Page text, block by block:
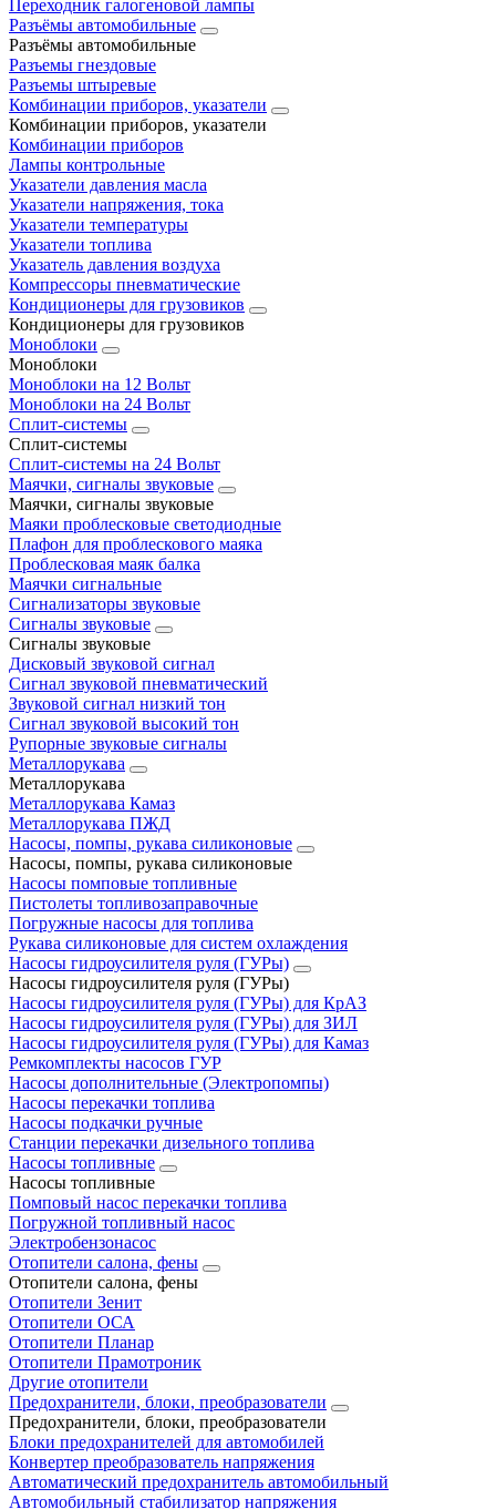
Переходник галогеновой лампы
Разъёмы автомобильные
Разъёмы автомобильные
Разъемы гнездовые
Разъемы штыревые
Комбинации приборов, указатели
Комбинации приборов, указатели
Комбинации приборов
Лампы контрольные
Указатели давления масла
Указатели напряжения, тока
Указатели температуры
Указатели топлива
Указатель давления воздуха
Компрессоры пневматические
Кондиционеры для грузовиков
Кондиционеры для грузовиков
Моноблоки
Моноблоки
Моноблоки на 12 Вольт
Моноблоки на 24 Вольт
Сплит-системы
Сплит-системы
Сплит‑системы на 24 Вольт
Маячки, сигналы звуковые
Маячки, сигналы звуковые
Маяки проблесковые светодиодные
Плафон для проблескового маяка
Проблесковая маяк балка
Маячки сигнальные
Сигнализаторы звуковые
Сигналы звуковые
Сигналы звуковые
Дисковый звуковой сигнал
Сигнал звуковой пневматический
Звуковой сигнал низкий тон
Сигнал звуковой высокий тон
Рупорные звуковые сигналы
Металлорукава
Металлорукава
Металлорукава Камаз
Металлорукава ПЖД
Насосы, помпы, рукава силиконовые
Насосы, помпы, рукава силиконовые
Насосы помповые топливные
Пистолеты топливозаправочные
Погружные насосы для топлива
Рукава силиконовые для систем охлаждения
Насосы гидроусилителя руля (ГУРы)
Насосы гидроусилителя руля (ГУРы)
Насосы гидроусилителя руля (ГУРы) для КрАЗ
Насосы гидроусилителя руля (ГУРы) для ЗИЛ
Насосы гидроусилителя руля (ГУРы) для Камаз
Ремкомплекты насосов ГУР
Насосы дополнительные (Электропомпы)
Насосы перекачки топлива
Насосы подкачки ручные
Станции перекачки дизельного топлива
Насосы топливные
Насосы топливные
Помповый насос перекачки топлива
Погружной топливный насос
Электробензонасос
Отопители салона, фены
Отопители салона, фены
Отопители Зенит
Отопители ОСА
Отопители Планар
Отопители Прамотроник
Другие отопители
Предохранители, блоки, преобразователи
Предохранители, блоки, преобразователи
Блоки предохранителей для автомобилей
Конвертер преобразователь напряжения
Автоматический предохранитель автомобильный
Автомобильный стабилизатор напряжения